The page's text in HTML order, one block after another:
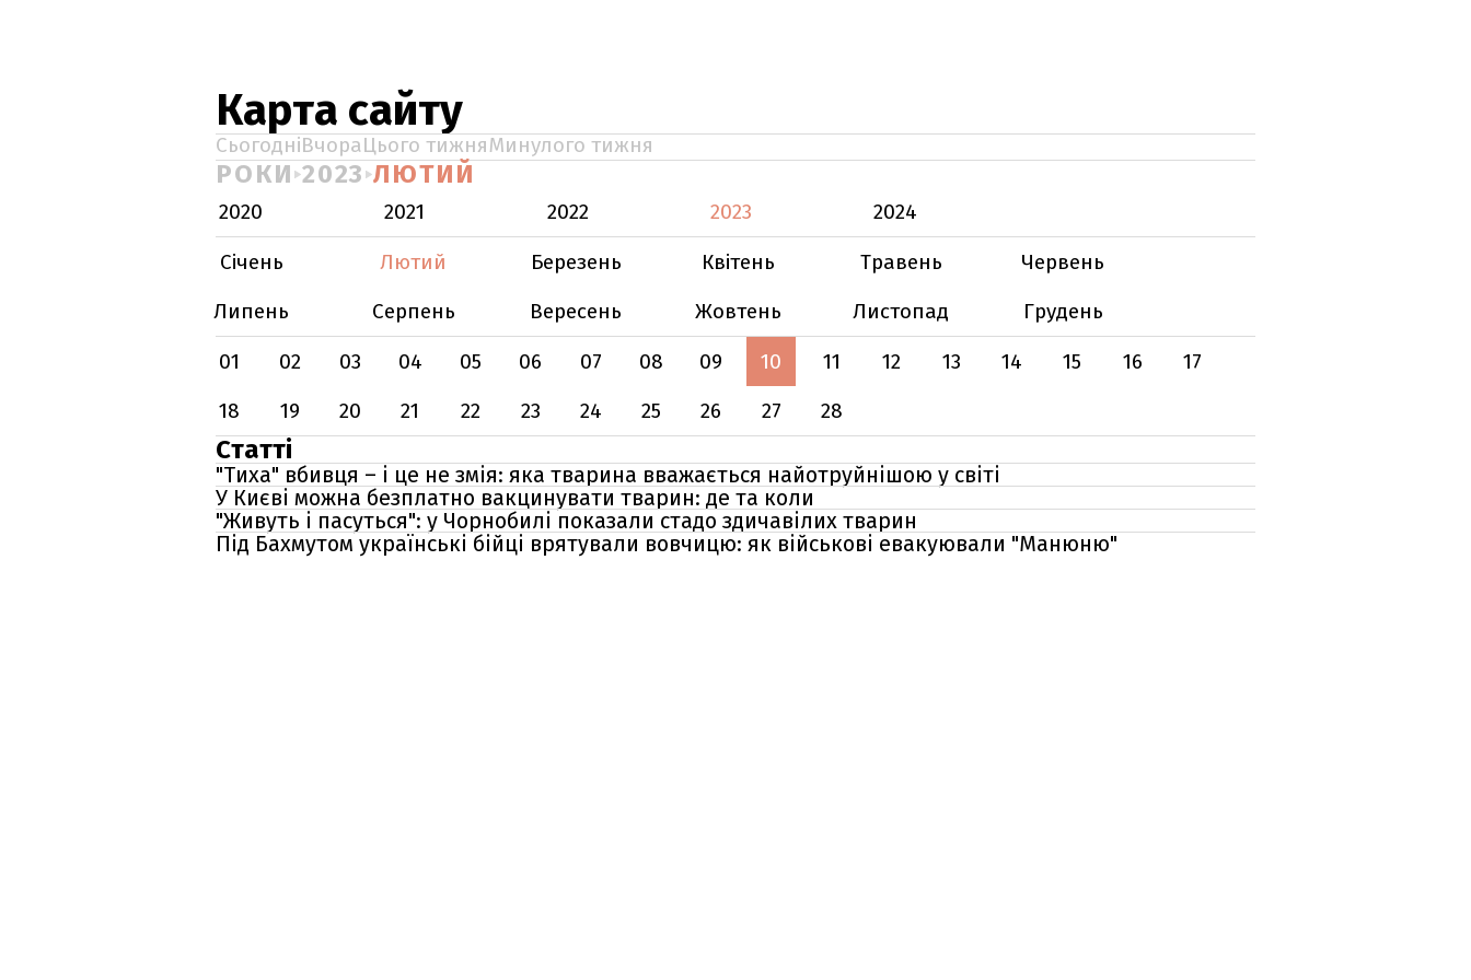
Карта сайту
СьогодніВчораЦього тижняМинулого тижня
РОКИ 2023 ЛЮТИЙ
2020 2021 2022 2023
2024
Січень
Лютий Березень Квітень Травень
Червень
Липень
Серпень Вересень Жовтень Листопад
Грудень
01
02 03 04 05 06 07 08 09 10 11 12 13 14 15 16
17
18
19 20 21 22 23 24 25 26 27 28
Статті
"Тиха" вбивця – і це не змія: яка тварина вважається найотруйнішою у світі
У Києві можна безплатно вакцинувати тварин: де та коли
"Живуть і пасуться": у Чорнобилі показали стадо здичавілих тварин
Під Бахмутом українські бійці врятували вовчицю: як військові евакуювали "Манюню"